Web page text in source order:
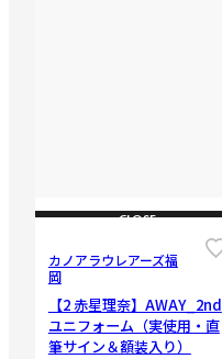
CLOSE
カノアラウレアーズ福
岡
【2 赤星理奈】AWAY_2nd
ユニフォーム（実使用・直
筆サイン＆額装入り）